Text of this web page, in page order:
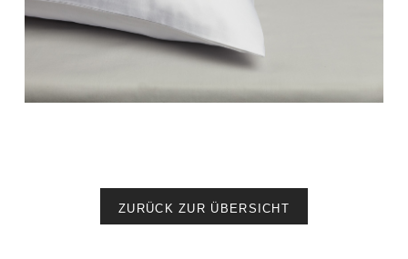
ZURÜCK ZUR ÜBERSICHT